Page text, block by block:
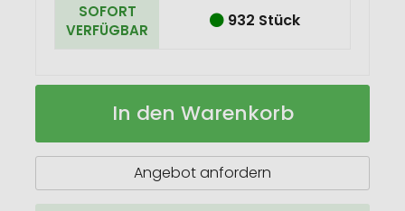
SOFORT
VERFÜGBAR
932 Stück
Thor
Kupfer-
Auf
In den Warenkorb
Angebot anfordern